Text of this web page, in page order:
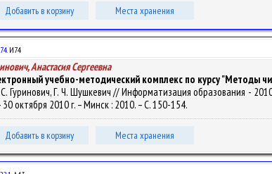
Добавить в корзину Места хранения
И74
Анастасия Сергеевна
учебно-методический комплекс по курсу "Методы
Гуринович, Г. Ч. Шушкевич // Информатизация образования -
30 октября 2010 г. – Минск : 2010. – С. 150-154.
Добавить в корзину Места хранения